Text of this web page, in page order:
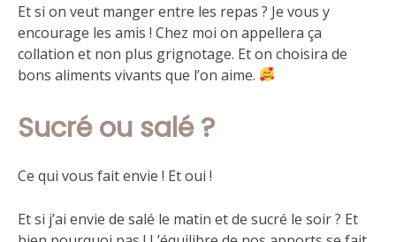
Et si on veut manger entre les repas ? Je vous y
encourage les amis ! Chez moi on appellera ça
collation et non plus grignotage. Et on choisira de
bons aliments vivants que l’on aime.
Sucré ou salé ?
Ce qui vous fait envie ! Et oui !
Et si j’ai envie de salé le matin et de sucré le soir ? Et